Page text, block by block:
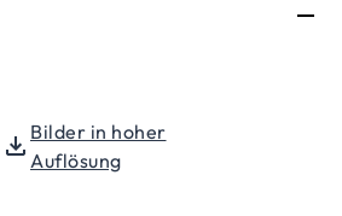
Bilder in hoher
Auflösung